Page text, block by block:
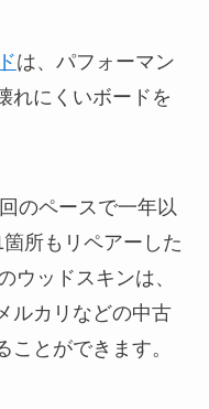
は、パフォーマン
れにくいボードを
のペースで一年以
所もリペアーした
ウッドスキンは、
ルカリなどの中古
とができます。